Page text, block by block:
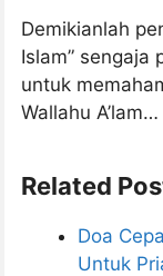
Demikianlah
Islam” sengaja
untuk
Wallahu A’lam…
Related
Doa
Untuk